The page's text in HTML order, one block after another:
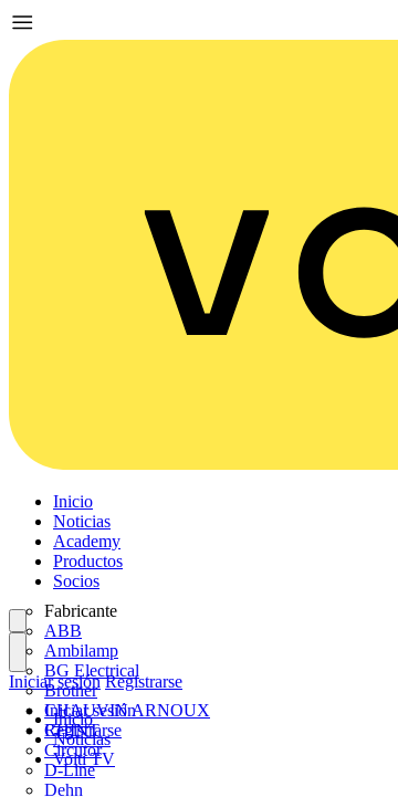
Inicio
Noticias
Academy
Productos
Socios
Fabricante
ABB
Ambilamp
BG Electrical
Brother
CHAUVIN ARNOUX
CHINT
Circutor
D-Line
Dehn
Iniciar sesión
Registrarse
Iniciar sesión Registrarse
Inicio
Noticias
Volti TV